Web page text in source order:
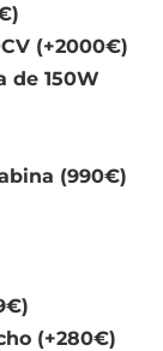
(+2000€)
de 150W
(990€)
(+280€)